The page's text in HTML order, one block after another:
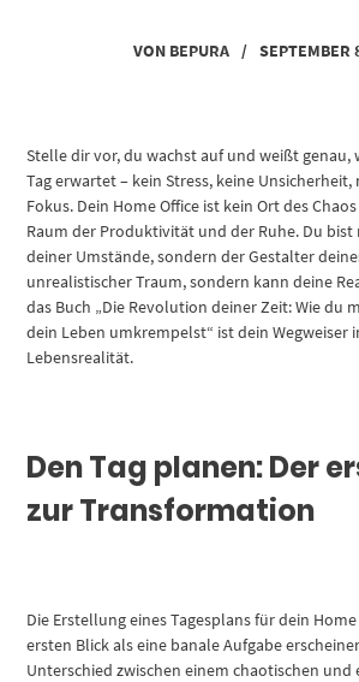
VON BEPURA / SEPTEMBER
Stelle dir vor, du wachst auf und weißt genau,
Tag erwartet – kein Stress, keine
Fokus. Dein Home Office ist kein Ort des
Raum der Produktivität und der Ruhe. Du
deiner Umstände, sondern der Gestalter
unrealistischer Traum, sondern kann deine
das Buch „Die Revolution deiner Zeit: Wie du
dein Leben umkrempelst“ ist dein Wegweiser
Lebensrealität.
Den Tag planen: Der
zur Transformation
Die Erstellung eines Tagesplans für dein
ersten Blick als eine banale Aufgabe
Unterschied zwischen einem chaotischen